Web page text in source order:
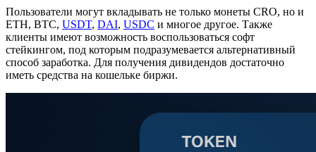
Пользователи могут вкладывать не только монеты CRO, но и
ETH, BTC, USDT, DAI, USDC и многое другое. Также
клиенты имеют возможность воспользоваться софт
стейкингом, под которым подразумевается альтернативный
способ заработка. Для получения дивидендов достаточно
иметь средства на кошельке биржи.